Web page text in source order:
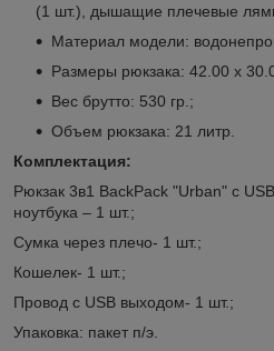
(1 шт.), дышащие плечевые
Материал модели:
Размеры рюкзака: 42.00 х
Вес брутто: 530 гр.;
Объем рюкзака: 21 литр.
Комплектация:
Рюкзак 3в1 BackPack "Urban" с
ноутбука – 1 шт.;
Сумка через плечо- 1 шт.;
Кошелек- 1 шт.;
Провод с USB выходом- 1 шт.;
Упаковка: пакет п/э.